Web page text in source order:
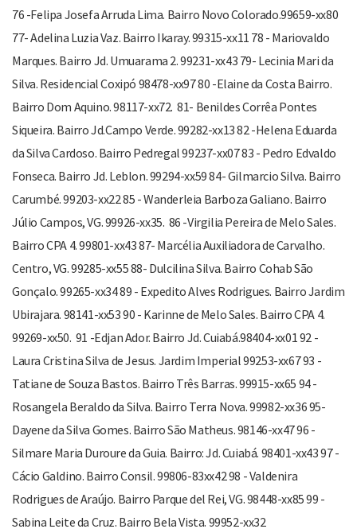
76 -Felipa Josefa Arruda Lima. Bairro Novo Colorado.99659-xx80
77- Adelina Luzia Vaz. Bairro Ikaray. 99315-xx11 78 - Mariovaldo
Marques. Bairro Jd. Umuarama 2. 99231-xx43 79- Lecinia Mari da
Silva. Residencial Coxipó 98478-xx97 80 -Elaine da Costa Bairro.
Bairro Dom Aquino. 98117-xx72. 81- Benildes Corrêa Pontes
Siqueira. Bairro Jd.Campo Verde. 99282-xx13 82 -Helena Eduarda
da Silva Cardoso. Bairro Pedregal 99237-xx07 83 - Pedro Edvaldo
Fonseca. Bairro Jd. Leblon. 99294-xx59 84- Gilmarcio Silva. Bairro
Carumbé. 99203-xx22 85 - Wanderleia Barboza Galiano. Bairro
Júlio Campos, VG. 99926-xx35. 86 -Virgilia Pereira de Melo Sales.
Bairro CPA 4. 99801-xx43 87- Marcélia Auxiliadora de Carvalho.
Centro, VG. 99285-xx55 88- Dulcilina Silva. Bairro Cohab São
Gonçalo. 99265-xx34 89 - Expedito Alves Rodrigues. Bairro Jardim
Ubirajara. 98141-xx53 90 - Karinne de Melo Sales. Bairro CPA 4.
99269-xx50. 91 -Edjan Ador. Bairro Jd. Cuiabá.98404-xx01 92 -
Laura Cristina Silva de Jesus. Jardim Imperial 99253-xx67 93 -
Tatiane de Souza Bastos. Bairro Três Barras. 99915-xx65 94 -
Rosangela Beraldo da Silva. Bairro Terra Nova. 99982-xx36 95-
Dayene da Silva Gomes. Bairro São Matheus. 98146-xx47 96 -
Silmare Maria Duroure da Guia. Bairro: Jd. Cuiabá. 98401-xx43 97 -
Cácio Galdino. Bairro Consil. 99806-83xx42 98 - Valdenira
Rodrigues de Araújo. Bairro Parque del Rei, VG. 98448-xx85 99 -
Sabina Leite da Cruz. Bairro Bela Vista. 99952-xx32